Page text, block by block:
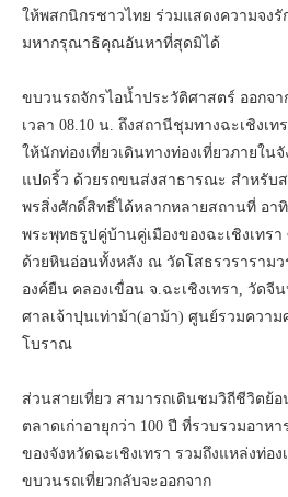
ให้พสกนิกรชาวไทย ร่วมแสดงความจง
มหากรุณาธิคุณอันหาที่สุดมิได้
ขบวนรถจักรไอน้ำประวัติศาสตร์ ออกจา
เวลา 08.10 น. ถึงสถานีชุมทางฉะเชิงเท
ให้นักท่องเที่ยวเดินทางท่องเที่ยวภายใน
แปดริ้ว ด้วยรถขนส่งสาธารณะ สำหรับ
พรสิ่งศักดิ์สิทธิ์ได้หลากหลายสถานที่ อา
พระพุทธรูปคู่บ้านคู่เมืองของฉะเชิงเทร
ด้วยหินอ่อนทั้งหลัง ณ วัดโสธรวราราม
องค์ยืน คลองเขื่อน จ.ฉะเชิงเทรา, วัดจี
ศาลเจ้าปุนเท่าม้า(อาม้า) ศูนย์รวมควา
โบราณ
ส่วนสายเที่ยว สามารถเดินชมวิถีชีวิตย้
ตลาดเก่าอายุกว่า 100 ปี ที่รวบรวมอาห
ของจังหวัดฉะเชิงเทรา รวมถึงแหล่งท่อ
ขบวนรถเที่ยวกลับจะออกจาก